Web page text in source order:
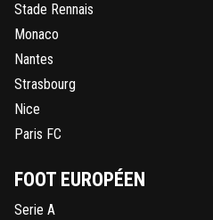
Stade Rennais
Monaco
Nantes
Strasbourg
Nice
Paris FC
FOOT EUROPÉEN
Serie A